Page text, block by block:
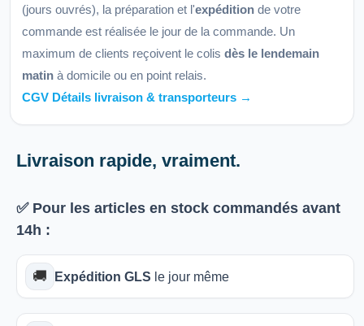
(jours ouvrés), la préparation et l'expédition de votre
commande est réalisée le jour de la commande. Un
maximum de clients reçoivent le colis dès le lendemain
matin à domicile ou en point relais.
CGV Détails livraison & transporteurs →
Livraison rapide, vraiment.
✅ Pour les articles en stock commandés avant
14h :
🚚 Expédition GLS le jour même